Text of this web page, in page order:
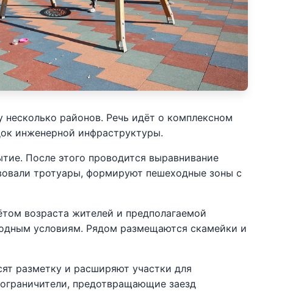
районов. Речь идёт о комплексном
инженерной инфраструктуры.
После этого проводится выравнивание
тротуары, формируют пешеходные зоны с
возраста жителей и предполагаемой
условиям. Рядом размещаются скамейки и
разметку и расширяют участки для
предотвращающие заезд